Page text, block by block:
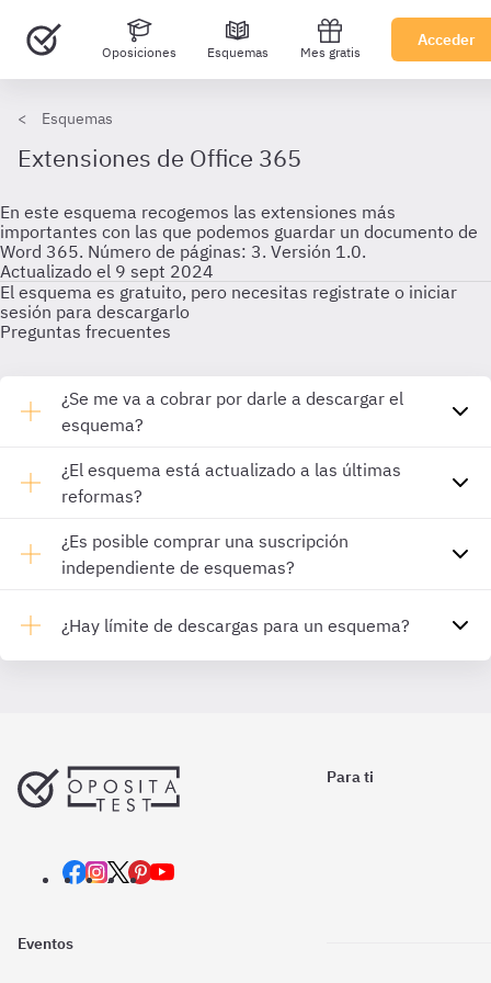
Oposiciones Esquemas Mes gratis
Acceder
Esquemas
Extensiones de Office 365
En este esquema recogemos las extensiones más
importantes con las que podemos guardar un documento de
Word 365. Número de páginas: 3. Versión 1.0.
Actualizado el 9 sept 2024
El esquema es gratuito, pero necesitas registrate o iniciar
sesión para descargarlo
Preguntas frecuentes
¿Se me va a cobrar por darle a descargar el
esquema?
¿El esquema está actualizado a las últimas
reformas?
¿Es posible comprar una suscripción
independiente de esquemas?
¿Hay límite de descargas para un esquema?
Para ti
Eventos